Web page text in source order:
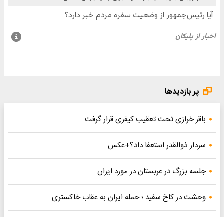
پر بازدیدها
باقر خرازی تحت تعقیب کیفری قرار گرفت
سردار ذوالقدر استعفا داد؟+عکس
جلسه بزرگ در عربستان در مورد ایران
وحشت در کاخ سفید ؛ حمله ایران به عقاب خاکستری